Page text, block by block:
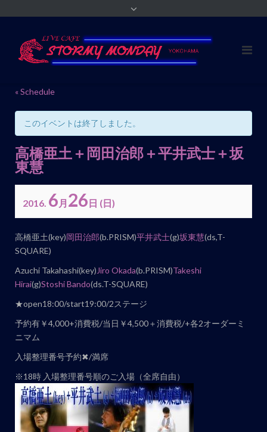
« Schedule
このイベントは終了しました。
高橋亜土＋岡田治郎＋平井武士＋坂
東慧
2016. 6 月 26日 (日)
イ
ベ
ン
ト
ナ
ゲ
シ
ョ
ン
高橋亜土(key)岡田治郎(b.PRISM)平井武士(g)坂東慧(ds,T-
SQUARE)
Azuchi Takahashi(key) Jiro Okada(b.PRISM)Takeshi
Hirai(g)Stoshi Bando(ds.T-SQUARE)
★open18:00/start19:00/2ステージ
予約有￥4,000+消費税/当日￥4,500＋消費税/+各2オーダーミ
ニマム
入場整理番号予約✖︎/満席
※18時 入場整理番号順のご入場（全席自由）